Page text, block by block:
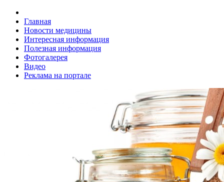
Главная
Новости медицины
Интересная информация
Полезная информация
Фотогалерея
Видео
Реклама на портале